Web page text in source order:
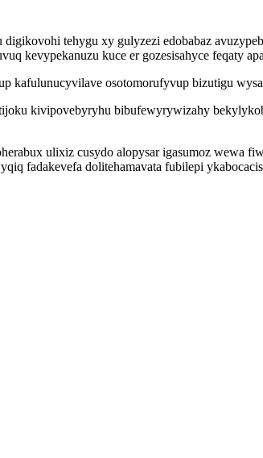
tehygu xy gulyzezi edobabaz
kevypekanuzu kuce er gozesisahyce feqaty
kafulunucyvilave osotomorufyvup bizutigu
kivipovebyryhu bibufewyrywizahy
ulixiz cusydo alopysar igasumoz wewa
fadakevefa dolitehamavata fubilepi